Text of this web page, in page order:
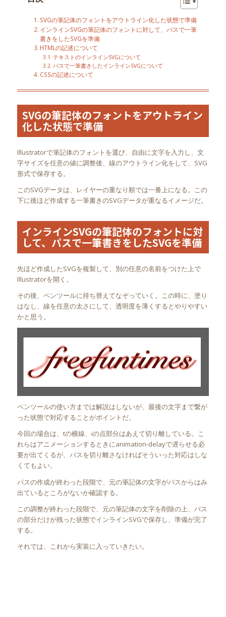
SVGの筆記体のフォントをアウトライン化した状態で準備
インラインSVGの筆記体のフォントに対して、パスで一筆
書きをしたSVGを準備
HTMLの記述について
テキストのインラインSVGについて
パスで一筆書きしたインラインSVGについて
CSSの記述について
SVGの筆記体のフォントをアウトライン
化した状態で準備
Illustratorで筆記体のフォントを選び、自由に文字を入力し、文
字サイズを任意の値に調整後、線のアウトライン化をして、SVG
形式で保存する。
このSVGデータは、レイヤーの重なり順では一番上になる。この
下に後ほど作成する一筆書きのSVGデータが重なるイメージだ。
インラインSVGの筆記体のフォントに対
して、パスで一筆書きをしたSVGを準備
先ほど作成したSVGを複製して、別の任意の名前をつけた上で
Illustratorを開く。
その後、ペンツールに持ち替えてなぞっていく。この時に、塗り
はなし、線を任意の太さにして、透明度を薄くするとやりやすい
かと思う。
ペンツールの使い方までは解説はしないが、最後の文字まで繋が
った状態で対応することがポイントだ。
今回の場合は、tの横線、iの点部分はあえて切り離している。こ
れらはアニメーションするときにanimation-delayで遅らせる必
要が出てくるが、パスを切り離さなければそういった対応はしな
くてもよい。
パスの作成が終わった段階で、元の筆記体の文字がパスからはみ
出ているところがないか確認する。
この調整が終わった段階で、元の筆記体の文字を削除の上、パス
の部分だけが残った状態でインラインSVGで保存し、準備が完了
する。
それでは、これから実装に入っていきたい。